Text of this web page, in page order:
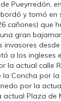
Pueyrredón,
y tomó en
cañones) que
gran
invasores
a los ingleses
la actual calle
la Concha por
por la
actual Plaza de